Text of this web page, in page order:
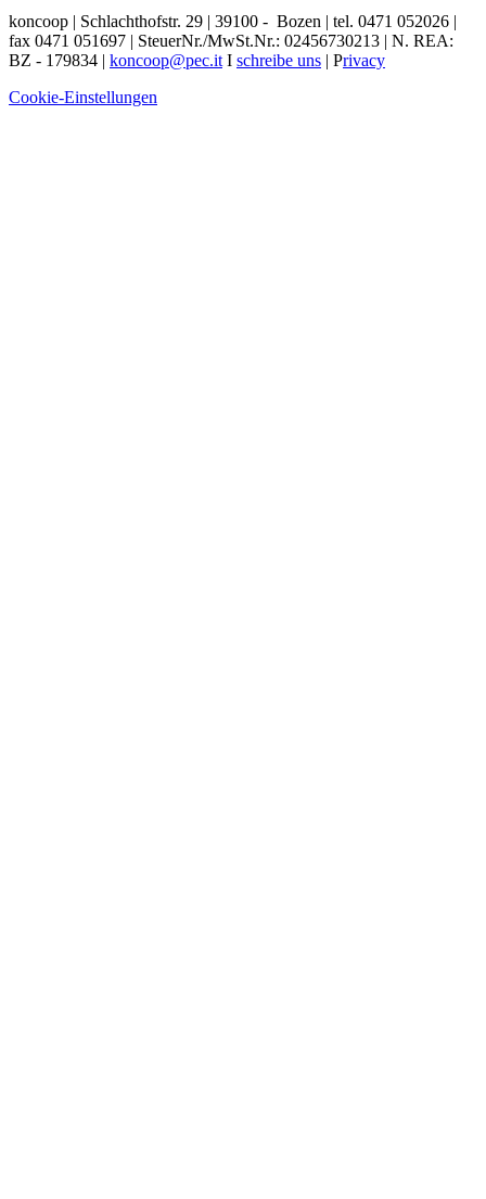
koncoop | Schlachthofstr. 29 | 39100 - Bozen | tel. 0471 052026 |
fax 0471 051697 | SteuerNr./MwSt.Nr.: 02456730213 | N. REA:
BZ - 179834 | koncoop@pec.it I schreibe uns | Privacy
Cookie-Einstellungen